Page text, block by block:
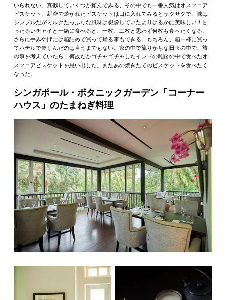
いられない。真似していくつか頼んでみる、その中でも一番人気はオスマニア
ビスケット。薪釜で焼かれたビスケットは口に入れてみるとサクサクで、味は
シンプルだがミルクたっぷりな風味は想像していたよりはるかに美味しい！甘
ったるいチャイと一緒に食べると、一枚、二枚と思わず何枚も食べたくなる。
さらに手みやげには箱詰めで買って帰る事もできる。もちろん、箱一杯に買っ
てホテルで楽しんだのは言うまでもない。家の中で籠りがちな日々の中で、旅
の事を考えていたら、何故だかゴチャゴチャしたインドの雑踏の中で食べたオ
スマニアビスケットを思い出した。またあの焼きたてのビスケットを食べたく
なった。
シンガポール・ボタニックガーデン「コーナー
ハウス」のたまねぎ料理